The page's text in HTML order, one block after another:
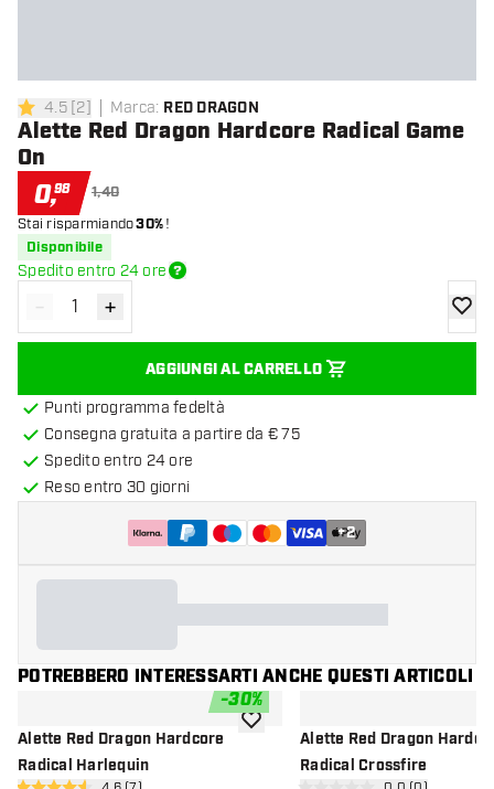
4.5 stelle di valutazione
4.5[2] Marca: RED DRAGON
Alette Red Dragon Hardcore Radical Game
On
0,98 1,40
Stai risparmiando30%!
Disponibile
Spedito entro 24 ore
Diminuisci quantità
- Aumenta quantità
+
AGGIUNGI AL CARRELLO
Punti programma fedeltà
Consegna gratuita a partire da € 75
Spedito entro 24 ore
Reso entro 30 giorni
+2
POTREBBERO INTERESSARTI ANCHE QUESTI ARTICOLI
-30%
Alette Red Dragon Hardcore
Radical Harlequin
aggiungi alla lista dei desideri
Alette Red Dragon
Radical Crossfire